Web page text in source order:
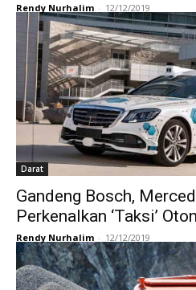
Rendy Nurhalim - 12/12/2019
Darat
Gandeng Bosch,
Perkenalkan ‘Taksi’
Rendy Nurhalim - 12/12/2019